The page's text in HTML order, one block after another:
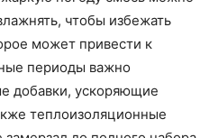
чтобы избежать
может привести к
периоды важно
добавки, ускоряющие
теплоизоляционные